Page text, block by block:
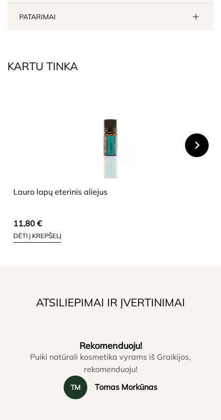
PATARIMAI
KARTU TINKA
Lauro lapų eterinis aliejus
11,80 €
DĖTI Į KREPŠELĮ
ATSILIEPIMAI IR ĮVERTINIMAI
Rekomenduoju!
Puiki natūrali kosmetika vyrams iš Graikijos,
rekomenduoju!
TM Tomas Morkūnas